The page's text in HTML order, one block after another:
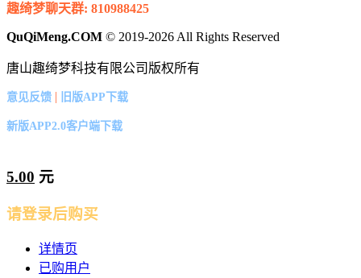
趣绮梦聊天群: 810988425
QuQiMeng.COM © 2019-2026 All Rights Reserved
唐山趣绮梦科技有限公司版权所有
意见反馈 | 旧版APP下载
新版APP2.0客户端下载
5.00 元
请登录后购买
详情页
已购用户